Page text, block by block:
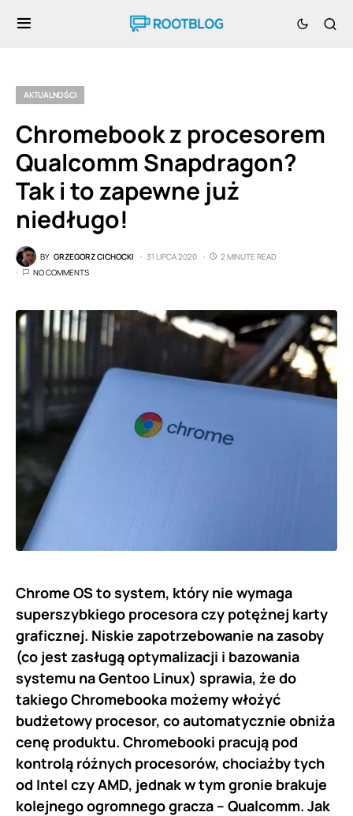
AKTUALNOŚCI
Chromebook z procesorem
Qualcomm Snapdragon?
Tak i to zapewne już
niedługo!
BY GRZEGORZ CICHOCKI 31 LIPCA 2020
2 MINUTE READ
NO COMMENTS
Chrome OS to system, który nie wymaga
superszybkiego procesora czy potężnej karty
graficznej. Niskie zapotrzebowanie na zasoby
(co jest zasługą optymalizacji i bazowania
systemu na Gentoo Linux) sprawia, że do
takiego Chromebooka możemy włożyć
budżetowy procesor, co automatycznie obniża
cenę produktu. Chromebooki pracują pod
kontrolą różnych procesorów, chociażby tych
od Intel czy AMD, jednak w tym gronie brakuje
kolejnego ogromnego gracza – Qualcomm. Jak